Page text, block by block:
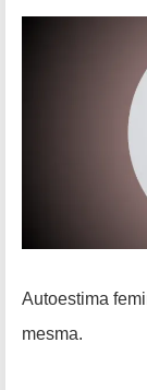
Autoestima
mesma.